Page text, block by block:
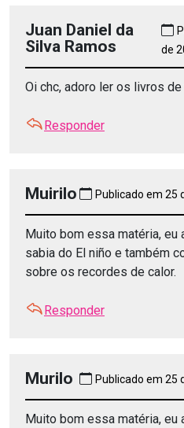
Juan Daniel da
Silva Ramos
de
Oi chc, adoro ler os livros
Responder
Muirilo Publicado em 25
Muito bom essa matéria,
sabia do El niño e também
sobre os recordes de calor.
Responder
Murilo Publicado em 25
Muito bom essa matéria,